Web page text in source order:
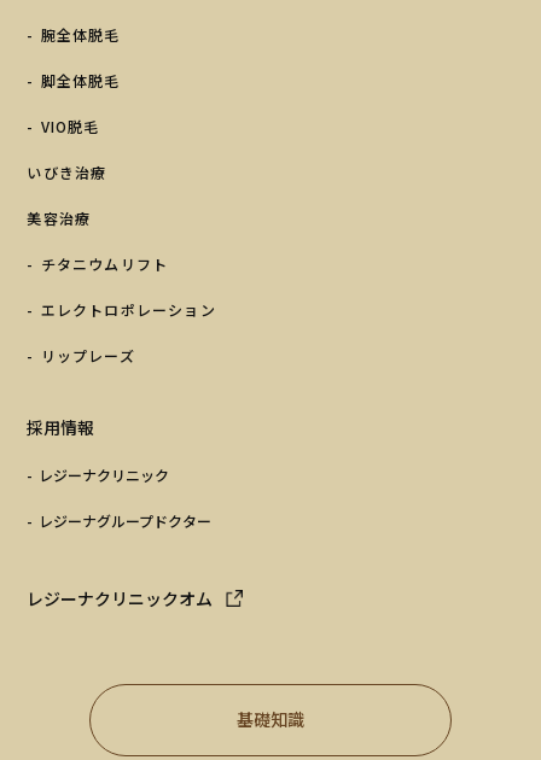
腕全体脱毛
脚全体脱毛
VIO脱毛
いびき治療
美容治療
チタニウムリフト
エレクトロポレーション
リップレーズ
採用情報
レジーナクリニック
レジーナグループドクター
レジーナクリニックオム
基礎知識